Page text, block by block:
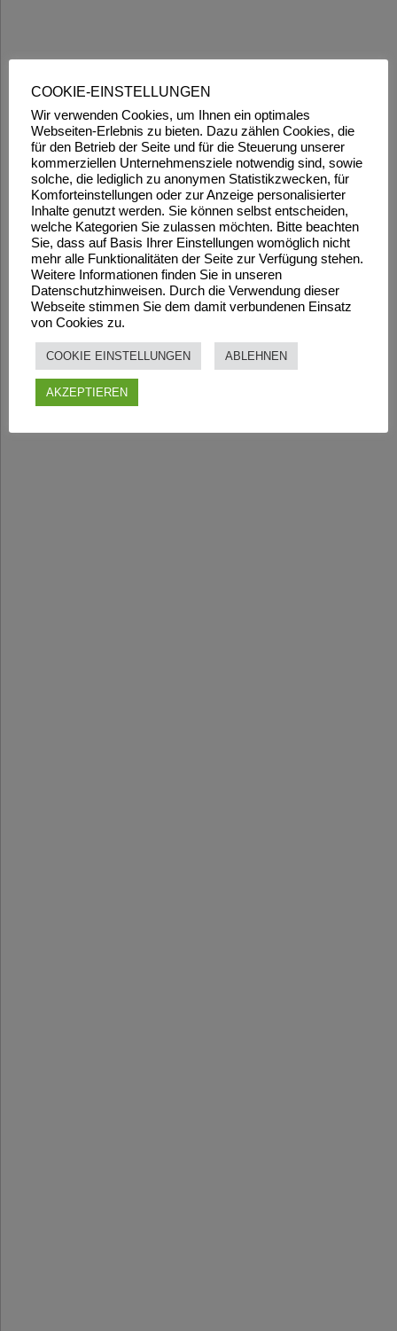
COOKIE-EINSTELLUNGEN
Wir verwenden Cookies, um Ihnen ein optimales
Webseiten-Erlebnis zu bieten. Dazu zählen Cookies, die
für den Betrieb der Seite und für die Steuerung unserer
kommerziellen Unternehmensziele notwendig sind, sowie
solche, die lediglich zu anonymen Statistikzwecken, für
Komforteinstellungen oder zur Anzeige personalisierter
Inhalte genutzt werden. Sie können selbst entscheiden,
welche Kategorien Sie zulassen möchten. Bitte beachten
Sie, dass auf Basis Ihrer Einstellungen womöglich nicht
mehr alle Funktionalitäten der Seite zur Verfügung stehen.
Weitere Informationen finden Sie in unseren
Datenschutzhinweisen. Durch die Verwendung dieser
Webseite stimmen Sie dem damit verbundenen Einsatz
von Cookies zu.
COOKIE EINSTELLUNGEN ABLEHNEN
AKZEPTIEREN